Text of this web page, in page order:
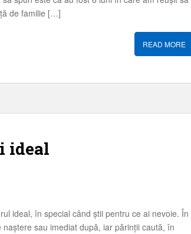
de familie […]
READ MORE
ideal
ideal, în special când știi pentru ce ai nevoie. În
sau imediat după, iar părinții caută, în